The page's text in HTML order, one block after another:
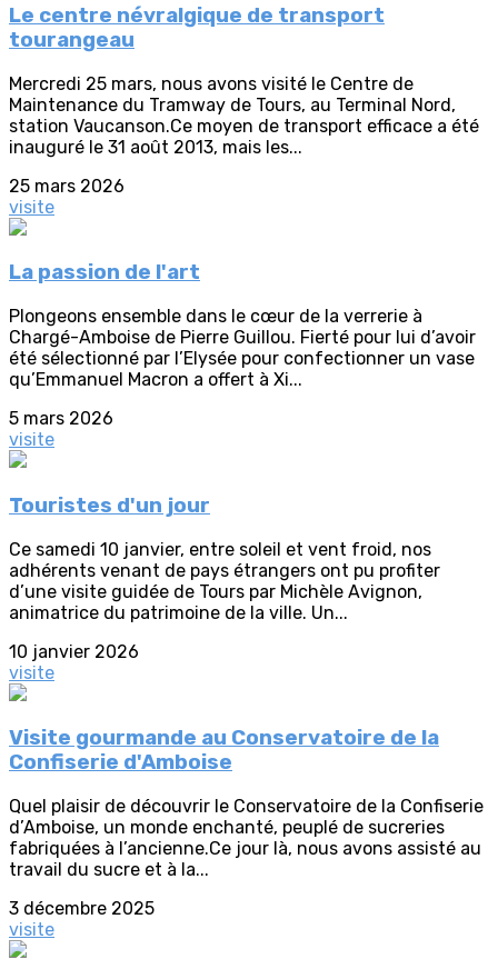
Le centre névralgique de transport
tourangeau
Mercredi 25 mars, nous avons visité le Centre de
Maintenance du Tramway de Tours, au Terminal Nord,
station Vaucanson.Ce moyen de transport efficace a été
inauguré le 31 août 2013, mais les...
25 mars 2026
visite
La passion de l'art
Plongeons ensemble dans le cœur de la verrerie à
Chargé-Amboise de Pierre Guillou. Fierté pour lui d’avoir
été sélectionné par l’Elysée pour confectionner un vase
qu’Emmanuel Macron a offert à Xi...
5 mars 2026
visite
Touristes d'un jour
Ce samedi 10 janvier, entre soleil et vent froid, nos
adhérents venant de pays étrangers ont pu profiter
d’une visite guidée de Tours par Michèle Avignon,
animatrice du patrimoine de la ville. Un...
10 janvier 2026
visite
Visite gourmande au Conservatoire de la
Confiserie d'Amboise
Quel plaisir de découvrir le Conservatoire de la Confiserie
d’Amboise, un monde enchanté, peuplé de sucreries
fabriquées à l’ancienne.Ce jour là, nous avons assisté au
travail du sucre et à la...
3 décembre 2025
visite